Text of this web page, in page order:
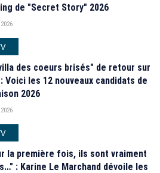
de "Secret Story" 2026
des coeurs brisés" de retour sur
Voici les 12 nouveaux candidats de
2026
la première fois, ils sont vraiment
: Karine Le Marchand dévoile les